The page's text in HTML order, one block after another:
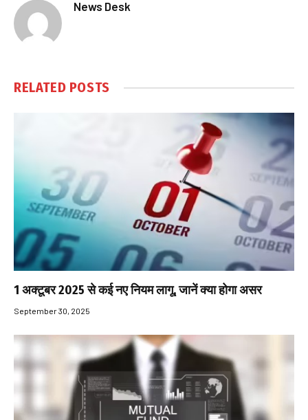
News Desk
RELATED POSTS
1 अक्टूबर 2025 से कई नए नियम लागू, जानें क्या होगा असर
September 30, 2025